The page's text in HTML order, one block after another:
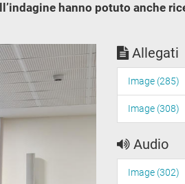
hanno potuto anche
Allegati
Image (285)
Image (308)
Audio
Image (302)